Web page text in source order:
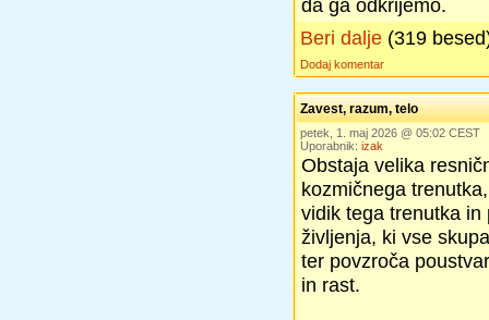
da ga odkrijemo.
Beri dalje (319
Dodaj komentar
Zavest, razum, telo
petek, 1. maj 2026 @ 05:02 CEST
Uporabnik: izak
Obstaja velika
kozmičnega
vidik tega trenutka in
življenja, ki vse
ter povzroča
in rast.